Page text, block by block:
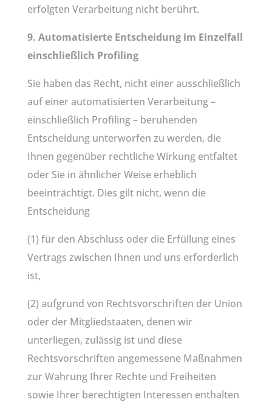
erfolgten Verarbeitung nicht berührt.
9. Automatisierte Entscheidung im Einzelfall
einschließlich Profiling
Sie haben das Recht, nicht einer ausschließlich
auf einer automatisierten Verarbeitung –
einschließlich Profiling – beruhenden
Entscheidung unterworfen zu werden, die
Ihnen gegenüber rechtliche Wirkung entfaltet
oder Sie in ähnlicher Weise erheblich
beeinträchtigt. Dies gilt nicht, wenn die
Entscheidung
(1) für den Abschluss oder die Erfüllung eines
Vertrags zwischen Ihnen und uns erforderlich
ist,
(2) aufgrund von Rechtsvorschriften der Union
oder der Mitgliedstaaten, denen wir
unterliegen, zulässig ist und diese
Rechtsvorschriften angemessene Maßnahmen
zur Wahrung Ihrer Rechte und Freiheiten
sowie Ihrer berechtigten Interessen enthalten